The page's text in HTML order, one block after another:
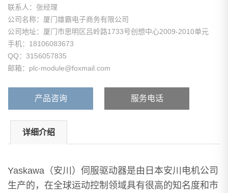
联系人：张经理
公司名称：厦门雄霸电子商务有限公司
公司地址：厦门市思明区吕岭路1733号创想中心2009-2010单元
手机：18106083673
QQ：3156057835
邮箱：plc-module@foxmail.com
产品咨询 服务电话
详细介绍
Yaskawa（安川）伺服驱动器是由日本安川电机公司
生产的，在全球运动控制领域具有很高的知名度和市